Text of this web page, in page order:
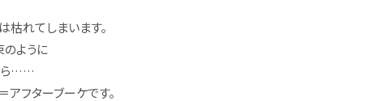
枯れてしまいます。
のように
ら……
フターブーケです。